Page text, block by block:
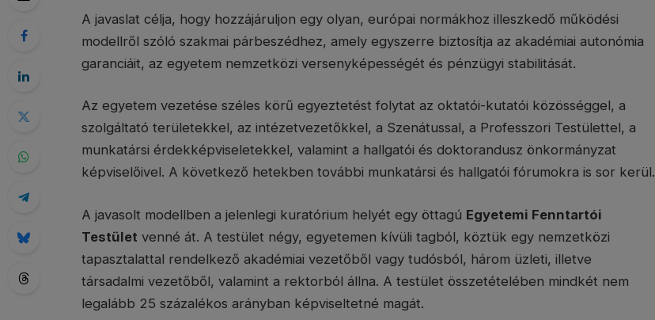
A javaslat célja, hogy hozzájáruljon egy olyan, európai normákhoz illeszkedő működési
modellről szóló szakmai párbeszédhez, amely egyszerre biztosítja az akadémiai autonómia
garanciáit, az egyetem nemzetközi versenyképességét és pénzügyi stabilitását.
Az egyetem vezetése széles körű egyeztetést folytat az oktatói-kutatói közösséggel, a
szolgáltató területekkel, az intézetvezetőkkel, a Szenátussal, a Professzori Testülettel, a
munkatársi érdekképviseletekkel, valamint a hallgatói és doktorandusz önkormányzat
képviselőivel. A következő hetekben további munkatársi és hallgatói fórumokra is sor kerül.
A javasolt modellben a jelenlegi kuratórium helyét egy öttagú Egyetemi Fenntartói
Testület venné át. A testület négy, egyetemen kívüli tagból, köztük egy nemzetközi
tapasztalattal rendelkező akadémiai vezetőből vagy tudósból, három üzleti, illetve
társadalmi vezetőből, valamint a rektorból állna. A testület összetételében mindkét nem
legalább 25 százalékos arányban képviseltetné magát.